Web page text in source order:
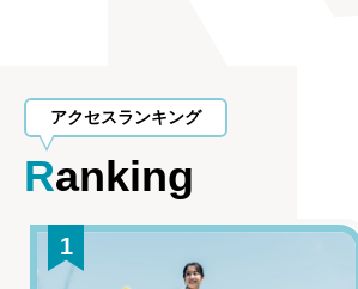
アクセスランキング
Ranking
1